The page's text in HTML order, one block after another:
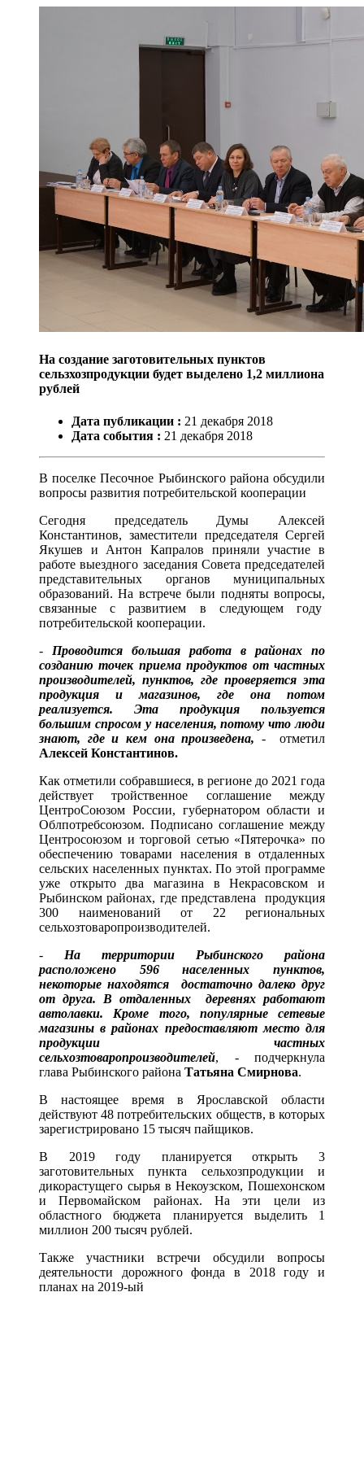
На создание заготовительных пунктов
сельзхозпродукции будет выделено 1,2 миллиона
рублей
Дата публикации : 21 декабря 2018
Дата события : 21 декабря 2018
В поселке Песочное Рыбинского района обсудили
вопросы развития потребительской кооперации
Сегодня председатель Думы Алексей
Константинов, заместители председателя Сергей
Якушев и Антон Капралов приняли участие в
работе выездного заседания Совета председателей
представительных органов муниципальных
образований. На встрече были подняты вопросы,
связанные с развитием в следующем году
потребительской кооперации.
- Проводится большая работа в районах по
созданию точек приема продуктов от частных
производителей, пунктов, где проверяется эта
продукция и магазинов, где она потом
реализуется. Эта продукция пользуется
большим спросом у населения, потому что люди
знают, где и кем она произведена, - отметил
Алексей Константинов.
Как отметили собравшиеся, в регионе до 2021 года
действует тройственное соглашение между
ЦентроСоюзом России, губернатором области и
Облпотребсоюзом. Подписано соглашение между
Центросоюзом и торговой сетью «Пятерочка» по
обеспечению товарами населения в отдаленных
сельских населенных пунктах. По этой программе
уже открыто два магазина в Некрасовском и
Рыбинском районах, где представлена продукция
300 наименований от 22 региональных
сельхозтоваропроизводителей.
- На территории Рыбинского района
расположено 596 населенных пунктов,
некоторые находятся достаточно далеко друг
от друга. В отдаленных деревнях работают
автолавки. Кроме того, популярные сетевые
магазины в районах предоставляют место для
продукции частных
сельхозтоваропроизводителей, - подчеркнула
глава Рыбинского района Татьяна Смирнова.
В настоящее время в Ярославской области
действуют 48 потребительских обществ, в которых
зарегистрировано 15 тысяч пайщиков.
В 2019 году планируется открыть 3
заготовительных пункта сельхозпродукции и
дикорастущего сырья в Некоузском, Пошехонском
и Первомайском районах. На эти цели из
областного бюджета планируется выделить 1
миллион 200 тысяч рублей.
Также участники встречи обсудили вопросы
деятельности дорожного фонда в 2018 году и
планах на 2019-ый